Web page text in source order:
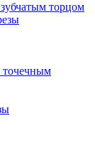
торцом
точечным